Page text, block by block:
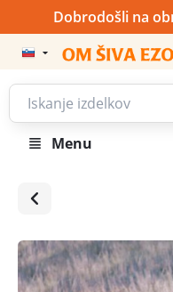
Dobrodošli na
Menu